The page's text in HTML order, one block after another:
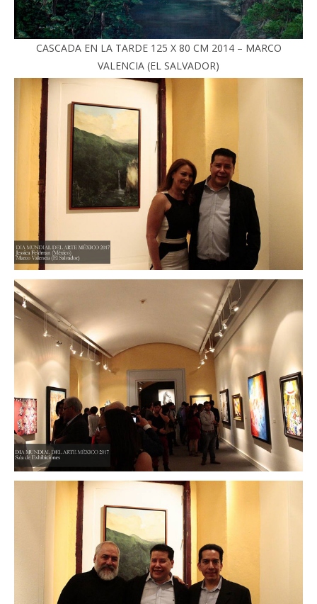
CASCADA EN LA TARDE 125 X 80 CM 2014 – MARCO
VALENCIA (EL SALVADOR)